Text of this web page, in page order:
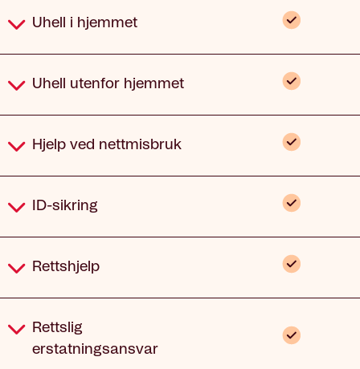
Uhell i hjemmet Inkludert
Uhell utenfor hjemmet Inkludert
Hjelp ved nettmisbruk Inkludert
ID-sikring Inkludert
Rettshjelp Inkludert
Rettslig
erstatningsansvar
Inkludert